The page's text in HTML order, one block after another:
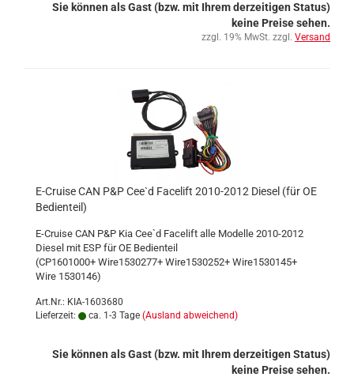
Sie können als Gast (bzw. mit Ihrem derzeitigen Status)
keine Preise sehen.
zzgl. 19% MwSt. zzgl. Versand
E-Cruise CAN P&P Cee`d Facelift 2010-2012 Diesel (für OE
Bedienteil)
E-Cruise CAN P&P Kia Cee`d Facelift alle Modelle 2010-2012
Diesel mit ESP für OE Bedienteil
(CP1601000+ Wire1530277+ Wire1530252+ Wire1530145+
Wire 1530146)
Art.Nr.: KIA-1603680
Lieferzeit:
ca. 1-3 Tage (Ausland abweichend)
Sie können als Gast (bzw. mit Ihrem derzeitigen Status)
keine Preise sehen.